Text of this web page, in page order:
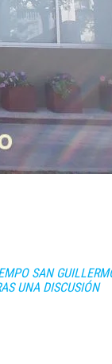
SAN
UNA DISCUSIÓN